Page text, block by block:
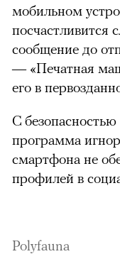
мобильном
посчастливится
сообщение до
— «Печатная
его в
С
программа
смартфона не
профилей в
Polyfauna